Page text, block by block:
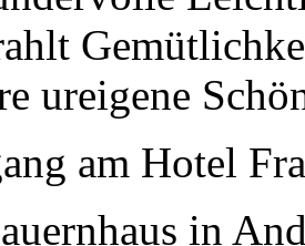
ureigene
am Hotel
in